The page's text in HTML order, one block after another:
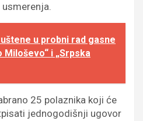
u probni rad gasne
i „Srpska
25 polaznika koji će
jednogodišnji ugovor